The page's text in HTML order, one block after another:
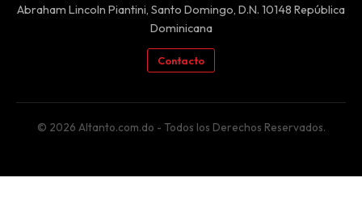
Abraham Lincoln Piantini, Santo Domingo, D.N. 10148 República
Dominicana
Contacto
© 2026 Altanto.com.do - Todos los Derechos Reservados.